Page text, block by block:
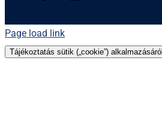
Page load link
Tájékoztatás sütik („cookie”) alkalmazásáról